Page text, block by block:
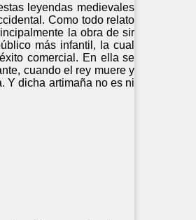
leyendas medievales
Como todo relato
la obra de sir
más infantil, la cual
comercial. En ella se
cuando el rey muere y
Y dicha artimaña no es ni